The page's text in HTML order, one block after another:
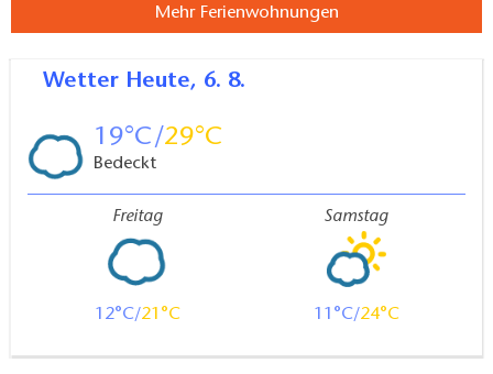
Mehr Ferienwohnungen
Wetter Heute, 6. 8.
19 29
Bedeckt
Freitag
12 21
Samstag
11 24